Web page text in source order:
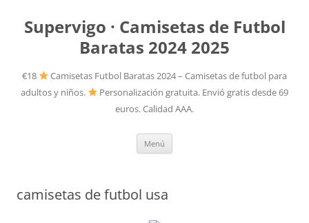
Supervigo · Camisetas de Futbol
Baratas 2024 2025
€18
Camisetas Futbol Baratas 2024 – Camisetas de futbol para
adultos y niños.
Personalización gratuita. Envió gratis desde 69
euros. Calidad AAA.
Menú
camisetas de futbol usa